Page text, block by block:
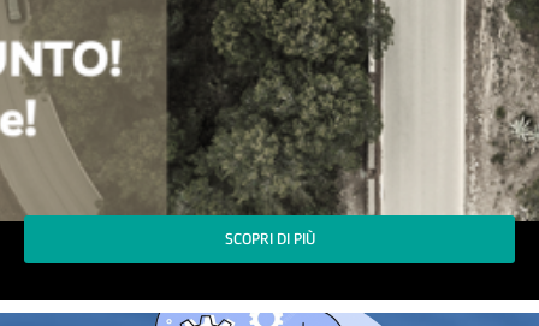
SCOPRI DI PIÙ